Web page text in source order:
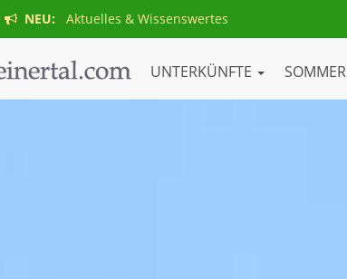
NEU: Aktuelles & Wissenswertes
UNTERKÜNFTE SOMMER